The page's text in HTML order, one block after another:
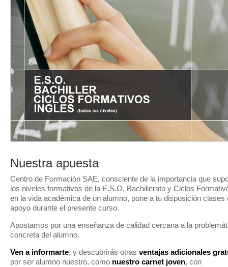
Nuestra apuesta
Centro de Formación SAE, consciente de la importancia que
los niveles formativos de la E.S.O, Bachillerato y Ciclos
en la vida académica de un alumno, pone a tu disposición clases
apoyo durante el presente curso.
Apostamos por una enseñanza de calidad cercana a la
concreta del alumno.
Ven a informarte, y descubrirás otras ventajas adicionales
por ser alumno nuestro, como nuestro carnet joven, con